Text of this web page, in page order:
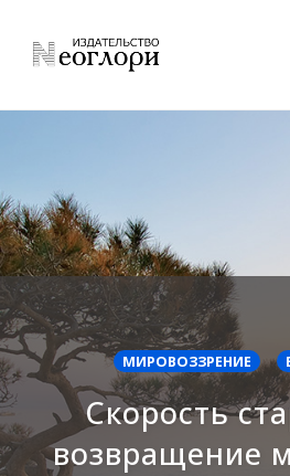
МИРОВОЗЗРЕНИЕ
Скорость
возвращение